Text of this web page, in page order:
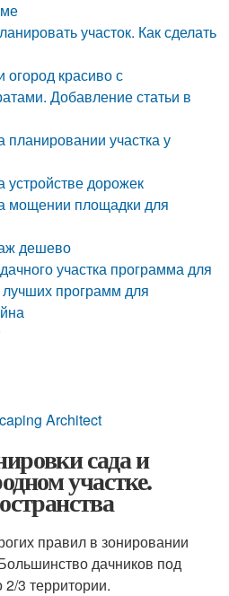
участок. Как сделать
огород красиво с
Добавление статьи в
планировании участка у
устройстве дорожек
мощении площадки для
дешево
участка программа для
лучших программ для
Architect
сада и
участке.
правил в зонировании
дачников под
3 территории.